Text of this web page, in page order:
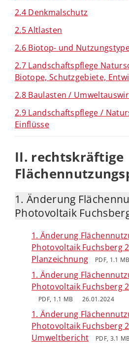
2.4 Denkmalschutz
2.5 Altlasten
2.6 Biotop- und
2.7 Landschaftspflege
Biotope, Schutzgebiete,
2.8 Baulasten /
2.9 Landschaftspflege /
Einflüsse
II. rechtskräftige
1. Änderung
Photovoltaik
1. Änderung
Photovoltaik Fuchsberg
Planzeichnung
PDF, 1.1 MB
1. Änderung
Photovoltaik Fuchsberg
PDF, 1.1 MB 26.01.2024
1. Änderung
Photovoltaik Fuchsberg
Umweltbericht
PDF, 3.1 MB